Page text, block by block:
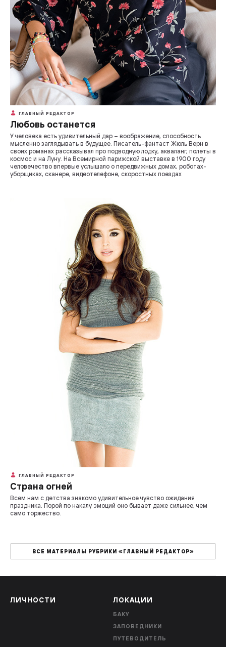
ГЛАВНЫЙ РЕДАКТОР
Любовь останется
У человека есть удивительный дар – воображение, способность
мысленно заглядывать в будущее. Писатель-фантаст Жюль Верн в
своих романах рассказывал про подводную лодку, акваланг, полеты в
космос и на Луну. На Всемирной парижской выставке в 1900 году
человечество впервые услышало о передвижных домах, роботах-
уборщиках, сканере, видеотелефоне, скоростных поездах
ГЛАВНЫЙ РЕДАКТОР
Страна огней
Всем нам с детства знакомо удивительное чувство ожидания
праздника. Порой по накалу эмоций оно бывает даже сильнее, чем
само торжество.
ВСЕ МАТЕРИАЛЫ РУБРИКИ «ГЛАВНЫЙ РЕДАКТОР»
ЛИЧНОСТИ ЛОКАЦИИ
БАКУ
ЗАПОВЕДНИКИ
ПУТЕВОДИТЕЛЬ